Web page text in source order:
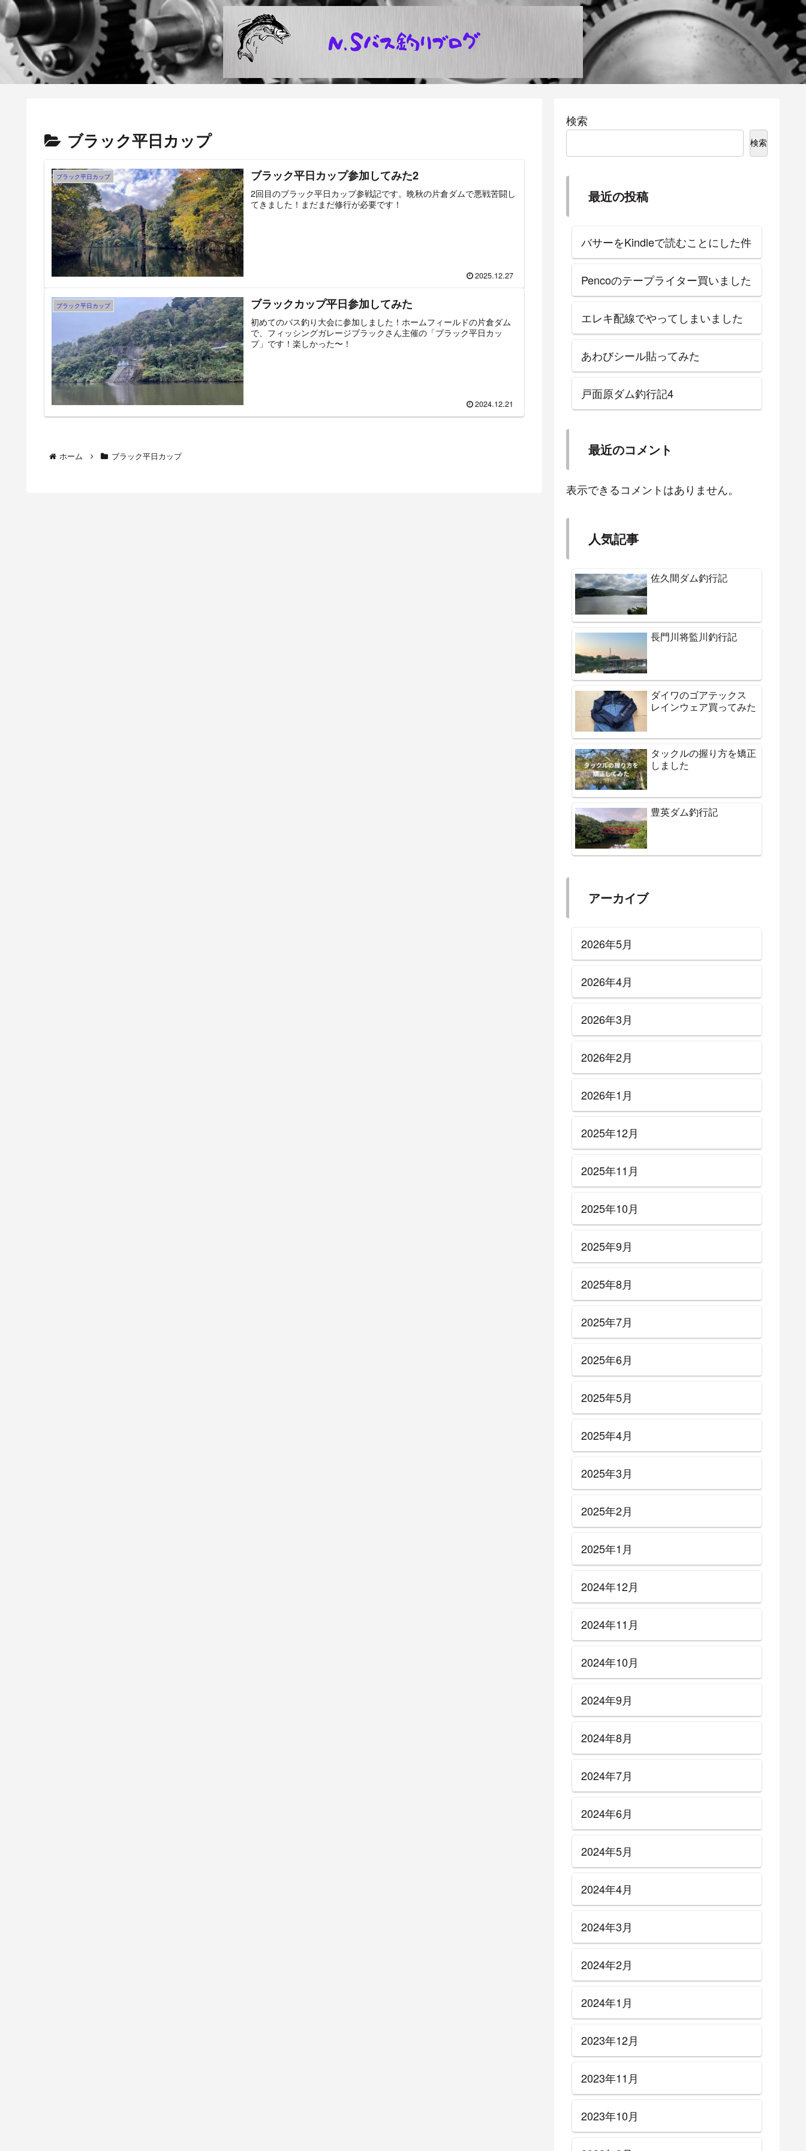
ブラック平日カップ
ブラック平日カップ ブラック平日カップ参加してみた2
2回目のブラック平日カップ参戦記です。晩秋の片倉ダムで悪戦苦闘し
てきました！まだまだ修行が必要です！
2025.12.27
ブラック平日カップ ブラックカップ平日参加してみた
初めてのバス釣り大会に参加しました！ホームフィールドの片倉ダム
で、フィッシングガレージブラックさん主催の「ブラック平日カッ
プ」です！楽しかった〜！
2024.12.21
ホーム ブラック平日カップ
検索
検索
最近の投稿
バサーをKindleで読むことにした件
Pencoのテープライター買いました
エレキ配線でやってしまいました
あわびシール貼ってみた
戸面原ダム釣行記4
最近のコメント
表示できるコメントはありません。
人気記事
佐久間ダム釣行記
長門川将監川釣行記
ダイワのゴアテックス
レインウェア買ってみた
タックルの握り方を矯正
しました
豊英ダム釣行記
アーカイブ
2026年5月
2026年4月
2026年3月
2026年2月
2026年1月
2025年12月
2025年11月
2025年10月
2025年9月
2025年8月
2025年7月
2025年6月
2025年5月
2025年4月
2025年3月
2025年2月
2025年1月
2024年12月
2024年11月
2024年10月
2024年9月
2024年8月
2024年7月
2024年6月
2024年5月
2024年4月
2024年3月
2024年2月
2024年1月
2023年12月
2023年11月
2023年10月